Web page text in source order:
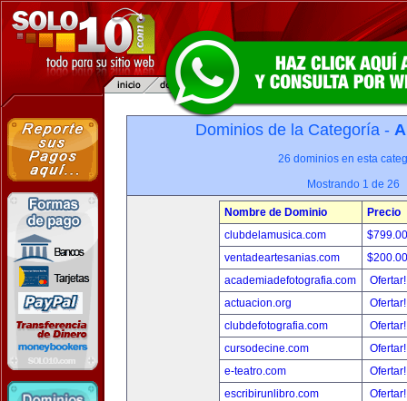
Dominios de la Categoría -
26 dominios en esta
Mostrando 1 de 26
Nombre de Dominio
Precio
clubdelamusica.com
ventadeartesanias.com
academiadefotografia.com
actuacion.org
clubdefotografia.com
cursodecine.com
e-teatro.com
escribirunlibro.com